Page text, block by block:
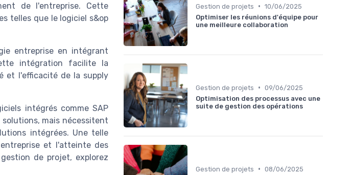
de l'entreprise. Cette
telles que le logiciel s&op
entreprise en intégrant
intégration facilite la
et l'efficacité de la supply
intégrés comme SAP
mais nécessitent
intégrées. Une telle
et l'atteinte des
de projet, explorez
Gestion de projets • 10/06/2025
Optimiser les réunions d'équipe pour
une meilleure collaboration
Gestion de projets • 09/06/2025
Optimisation des processus avec une
suite de gestion des opérations
Gestion de projets • 08/06/2025